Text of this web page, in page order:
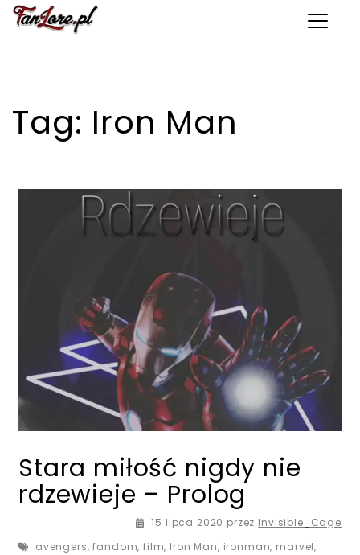
Toggle
Tag: Iron Man
Stara miłość nigdy nie
rdzewieje – Prolog
15 lipca 2020 17 lipca 2020
przez Invisible_Cage
avengers,fandom,film, Iron Man, ironman, marvel,